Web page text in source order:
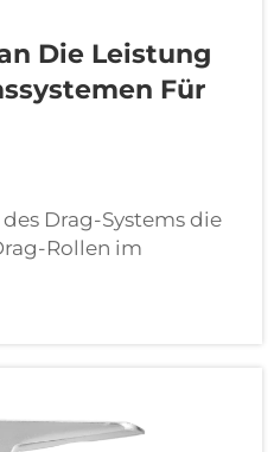
Die Leistung
Für
Drag-Systems die
Rollen im
Die
Spitzen-Drag-
unter Dauerlast